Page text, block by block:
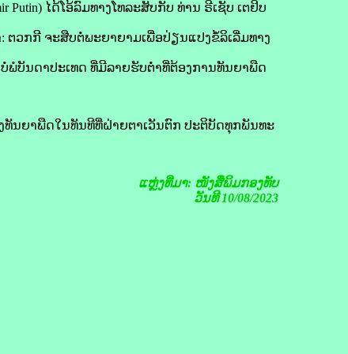
ໄດ້​ໂອ້​ລົມ​ທາງ​ໂທລະສັບ​ກັບ ທ່ານ ຣີ​ເຊັບ ເຕ​ຢິບ
: ຕວກ​ກີ ຈະ​ສືບຕໍ່​ພະຍາຍາມ​ເພື່ອ​ປ່ຽນແປງ​ຂໍ້​ລິ​ເລີ່ມທາງ​
ພໍ​ບັນດາ​ປະເທດ​ ທີ່​ມີ​ລາຍ​ຮັບ​ຕ່ຳ​ທີ່​ຕ້ອງການ​ທັນ​ຍາ​ພືດ
ນ​ຍາ​ພືດໃນ​ທັນທີ​ທີ່​ຝ່າຍ​ຕາເວັນຕົກ ປະຕິບັດ​ທຸກ​ພັນທະ​
ແຫຼ່ງທີ່ມາ: ໜັງສືພິມກອງທັບ
ວັນທີ 10/08/2023